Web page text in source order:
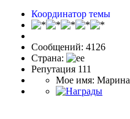
Координатор темы
Сообщений: 4126
Страна:
Репутация 111
Мое имя: Марина